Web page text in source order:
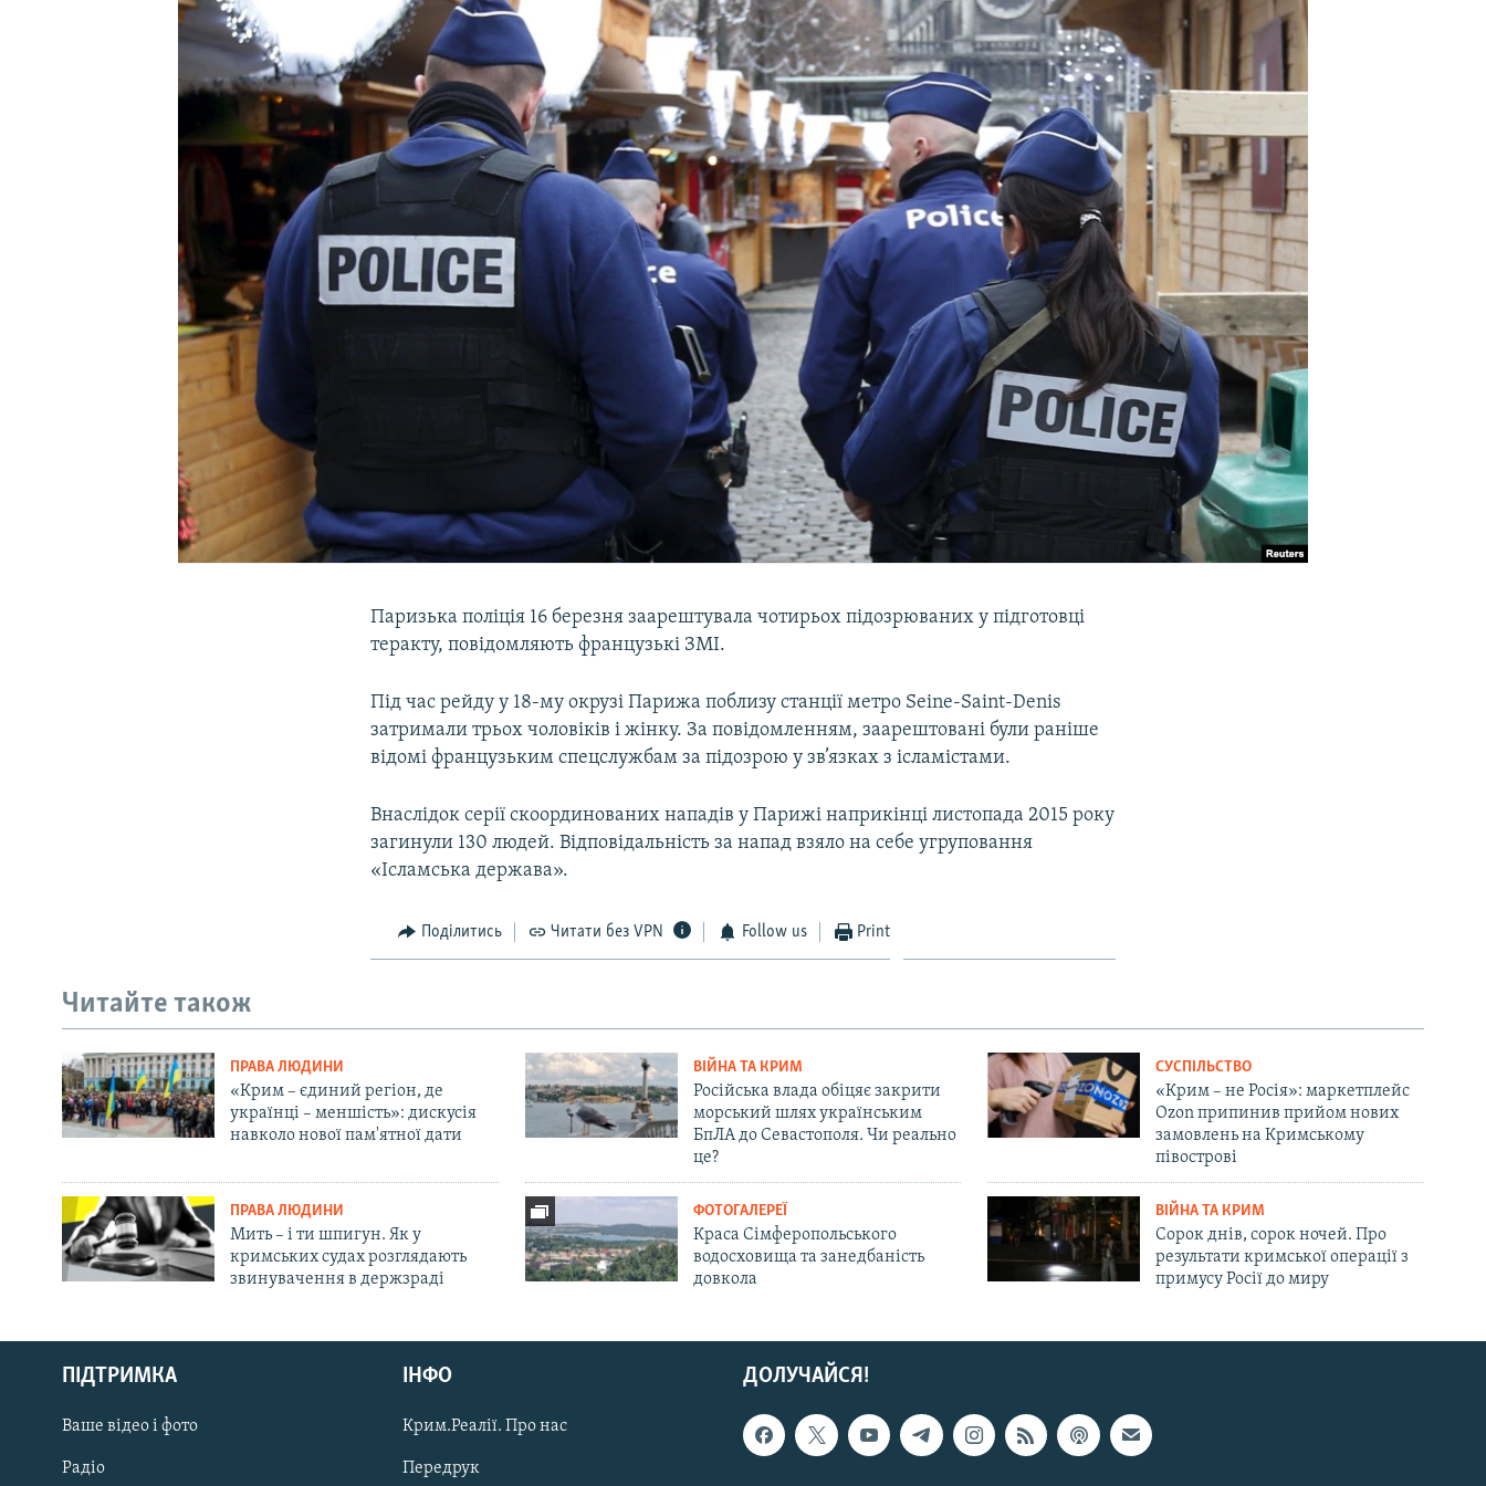
УКРАЇНСЬКА ПРОБЛЕМА КРИМУ
Русский
Qırımtatar
ДОЛУЧАЙСЯ!
Паризька поліція 16 березня заарештувала чотирьох підозрюваних у підготовці
теракту, повідомляють французькі ЗМІ.
Під час рейду у 18-му окрузі Парижа поблизу станції метро Seine-Saint-Denis
затримали трьох чоловіків і жінку. За повідомленням, заарештовані були раніше
відомі французьким спецслужбам за підозрою у зв’язках з ісламістами.
Внаслідок серії скоординованих нападів у Парижі наприкінці листопада 2015 року
загинули 130 людей. Відповідальність за напад взяло на себе угруповання
«Ісламська держава».
Поділитись Читати без VPN Follow us Print
Читайте також
ПРАВА ЛЮДИНИ
«Крим – єдиний регіон, де
українці – меншість»: дискусія
навколо нової пам'ятної дати
ВІЙНА ТА КРИМ
Російська влада обіцяє закрити
морський шлях українським
БпЛА до Севастополя. Чи реально
це?
СУСПІЛЬСТВО
«Крим – не Росія»: маркетплейс
Ozon припинив прийом нових
замовлень на Кримському
півострові
ПРАВА ЛЮДИНИ
Мить – і ти шпигун. Як у
кримських судах розглядають
звинувачення в держзраді
ФОТОГАЛЕРЕЇ
Краса Сімферопольського
водосховища та занедбаність
довкола
ВІЙНА ТА КРИМ
Сорок днів, сорок ночей. Про
результати кримської операції з
примусу Росії до миру
ДОЛУЧАЙСЯ!
ПІДТРИМКА
Ваше відео і фото
Радіо
ІНФО
Крим.Реалії. Про нас
Передрук